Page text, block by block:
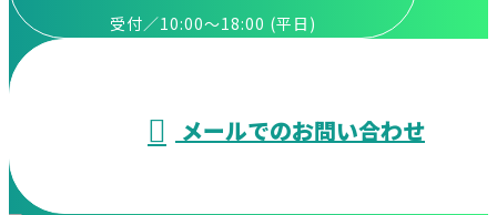
受付／10:00～18:00 (平日)
メールでのお問い合わせ